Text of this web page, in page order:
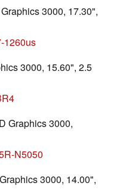
3000, 17.30",
1260us
3000, 15.60", 2.5
Graphics 3000,
N5050
3000, 14.00",